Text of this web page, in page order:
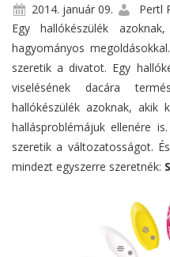
2014. január 09. Pertl
Egy hallókészülék
hagyományos
szeretik a divatot. Egy
viselésének dacára
hallókészülék azoknak, akik
hallásproblémájuk ellenére
szeretik a változatosságot.
mindezt egyszerre szeretnék: